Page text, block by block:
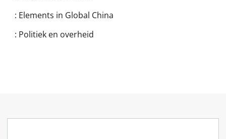
: Elements in Global China
: Politiek en overheid